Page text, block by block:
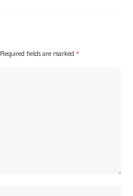
Required fields are marked *